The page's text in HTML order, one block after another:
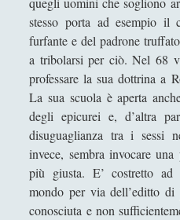
Giustizia e Passioni in Platone
Gemino di Rodi e il suo
della scienza
Gorgia - Vita e opere
Il Demiurgo di Platone ha
idealmente contratti
L\'arte della guerra di Publio
Considerazioni analitiche e
Le confessioni e La città di
stesso porta ad esempio il
furfante e del padrone
a tribolarsi per ciò. Nel 68
professare la sua dottrina a
La sua scuola è aperta
degli epicurei e, d’altra
disuguaglianza tra i sessi
invece, sembra invocare
più giusta. E’ costretto ad
mondo per via dell’editto di
conosciuta e non